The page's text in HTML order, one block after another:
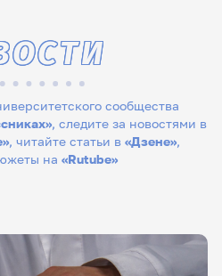
сообщества
, следите за новостями в
, читайте статьи в «Дзене»,
на «Rutube»